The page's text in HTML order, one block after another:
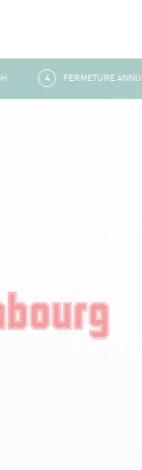
4 FERMETURE